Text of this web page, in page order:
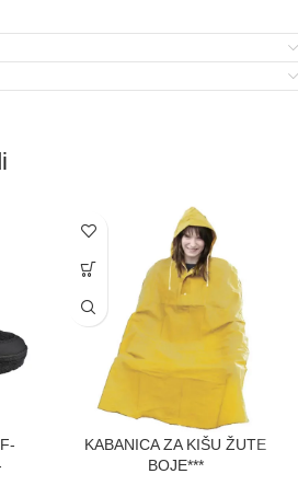
KABANICA ZA KIŠU ŽUTE
BOJE***